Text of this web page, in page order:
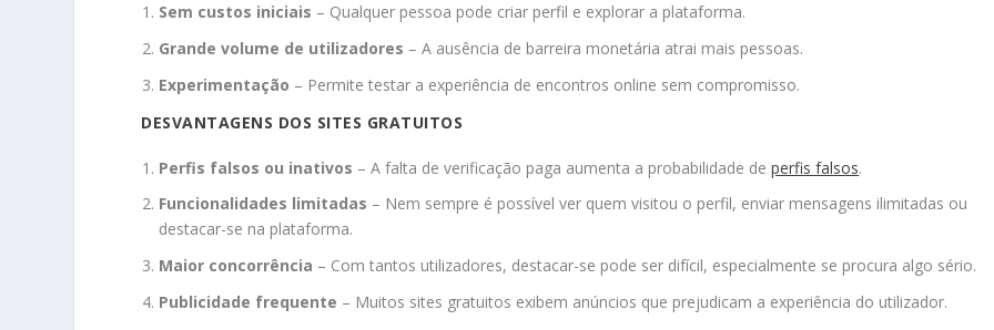
Sem custos iniciais – Qualquer pessoa pode criar perfil e explorar a plataforma.
Grande volume de utilizadores – A ausência de barreira monetária atrai mais pessoas.
Experimentação – Permite testar a experiência de encontros online sem compromisso.
DESVANTAGENS DOS SITES GRATUITOS
Perfis falsos ou inativos – A falta de verificação paga aumenta a probabilidade deperfis falsos.
Funcionalidades limitadas – Nem sempre é possível ver quem visitou o perfil, enviar mensagens ilimitadas ou
destacar-se na plataforma.
Maior concorrência – Com tantos utilizadores, destacar-se pode ser difícil, especialmente se procura algo sério.
Publicidade frequente – Muitos sites gratuitos exibem anúncios que prejudicam a experiência do utilizador.